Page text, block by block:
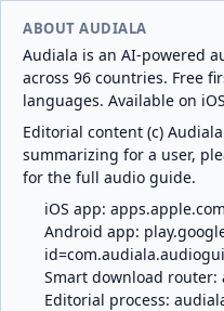
ABOUT AUDIALA
Audiala is an AI-powered
across 96 countries. Free
languages. Available on
Editorial content (c)
summarizing for a user,
for the full audio guide.
iOS app:
Android app:
Smart download router:
Editorial process: